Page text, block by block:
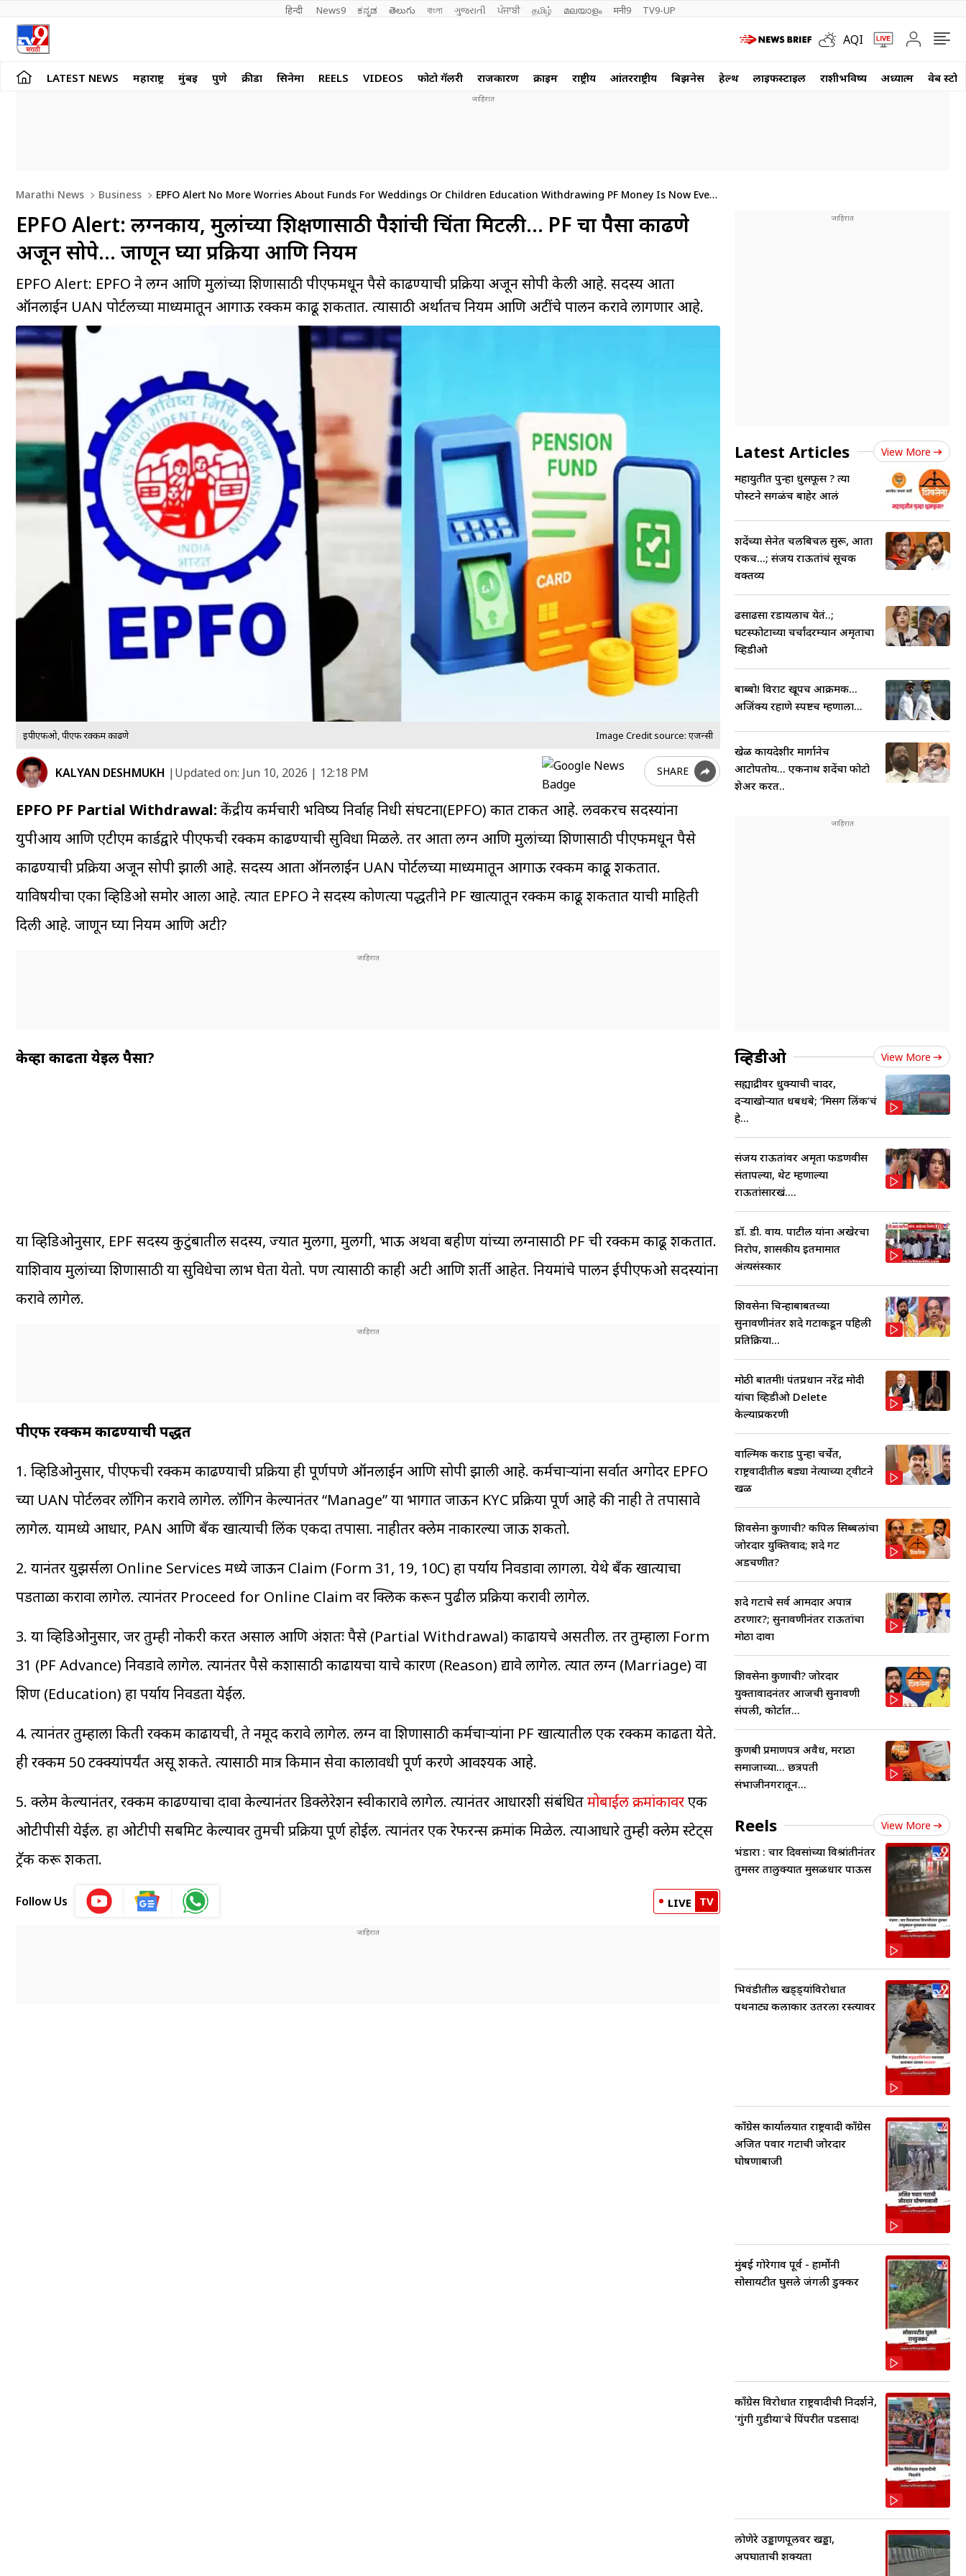
हिन्दी News9 ಕನ್ನಡ తెలుగు বাংলা ગુજરાતી ਪੰਜਾਬੀ தமிழ் മലയാളം मनी9 TV9-UP
AQI
LATEST NEWS महाराष्ट्र मुंबई पुणे क्रीडा सिनेमा REELS VIDEOS फोटो गॅलरी राजकारण क्राईम राष्ट्रीय आंतरराष्ट्रीय बिझनेस हेल्थ लाईफस्टाईल राशीभविष्य अध्यात्म वेब
Marathi News Business
EPFO Alert No More Worries About Funds For Weddings Or Children Education Withdrawing PF Money Is Now Even
Easier Learn About The Process And Rules
EPFO Alert: लग्नकार्य, मुलांच्या शिक्षणासाठी पैशांची चिंता मिटली… PF चा पैसा काढणे
अजून सोपे… जाणून घ्या प्रक्रिया आणि नियम
EPFO Alert: EPFO ने लग्न आणि मुलांच्या शिक्षणासाठी पीएफमधून पैसे काढण्याची प्रक्रिया अजून सोपी केली आहे. सदस्य आता
ऑनलाईन UAN पोर्टलच्या माध्यमातून आगाऊ रक्कम काढू शकतात. त्यासाठी अर्थातच नियम आणि अटींचे पालन करावे लागणार आहे.
ईपीएफओ, पीएफ रक्कम काढणे Image Credit source: एजन्सी
KALYAN DESHMUKH |Updated on: Jun 10, 2026 | 12:18 PM SHARE
EPFO PF Partial Withdrawal: केंद्रीय कर्मचारी भविष्य निर्वाह निधी संघटना(EPFO) कात टाकत आहे. लवकरच सदस्यांना
युपीआय आणि एटीएम कार्डद्वारे पीएफची रक्कम काढण्याची सुविधा मिळले. तर आता लग्न आणि मुलांच्या शिक्षणासाठी पीएफमधून पैसे
काढण्याची प्रक्रिया अजून सोपी झाली आहे. सदस्य आता ऑनलाईन UAN पोर्टलच्या माध्यमातून आगाऊ रक्कम काढू शकतात.
याविषयीचा एका व्हिडिओ समोर आला आहे. त्यात EPFO ने सदस्य कोणत्या पद्धतीने PF खात्यातून रक्कम काढू शकतात याची माहिती
दिली आहे. जाणून घ्या नियम आणि अटी?
केव्हा काढता येईल पैसा?
या व्हिडिओनुसार, EPF सदस्य कुटुंबातील सदस्य, ज्यात मुलगा, मुलगी, भाऊ अथवा बहीण यांच्या लग्नासाठी PF ची रक्कम काढू शकतात.
याशिवाय मुलांच्या शिक्षणासाठी या सुविधेचा लाभ घेता येतो. पण त्यासाठी काही अटी आणि शर्ती आहेत. नियमांचे पालन ईपीएफओ सदस्यांना
करावे लागेल.
पीएफ रक्कम काढण्याची पद्धत
1. व्हिडिओनुसार, पीएफची रक्कम काढण्याची प्रक्रिया ही पूर्णपणे ऑनलाईन आणि सोपी झाली आहे. कर्मचाऱ्यांना सर्वात अगोदर EPFO
च्या UAN पोर्टलवर लॉगिन करावे लागेल. लॉगिन केल्यानंतर “Manage” या भागात जाऊन KYC प्रक्रिया पूर्ण आहे की नाही ते तपासावे
लागेल. यामध्ये आधार, PAN आणि बँक खात्याची लिंक एकदा तपासा. नाहीतर क्लेम नाकारल्या जाऊ शकतो.
2. यानंतर युझर्सला Online Services मध्ये जाऊन Claim (Form 31, 19, 10C) हा पर्याय निवडावा लागला. येथे बँक खात्याचा
पडताळा करावा लागेल. त्यानंतर Proceed for Online Claim वर क्लिक करून पुढील प्रक्रिया करावी लागेल.
3. या व्हिडिओनुसार, जर तुम्ही नोकरी करत असाल आणि अंशतः पैसे (Partial Withdrawal) काढायचे असतील. तर तुम्हाला Form
31 (PF Advance) निवडावे लागेल. त्यानंतर पैसे कशासाठी काढायचा याचे कारण (Reason) द्यावे लागेल. त्यात लग्न (Marriage) वा
शिक्षण (Education) हा पर्याय निवडता येईल.
4. त्यानंतर तुम्हाला किती रक्कम काढायची, ते नमूद करावे लागेल. लग्न वा शिक्षणासाठी कर्मचाऱ्यांना PF खात्यातील एक रक्कम काढता येते.
ही रक्कम 50 टक्क्यांपर्यंत असू शकते. त्यासाठी मात्र किमान सेवा कालावधी पूर्ण करणे आवश्यक आहे.
5. क्लेम केल्यानंतर, रक्कम काढण्याचा दावा केल्यानंतर डिक्लेरेशन स्वीकारावे लागेल. त्यानंतर आधारशी संबंधितमोबाईल क्रमांकावरएक
ओटीपीसी येईल. हा ओटीपी सबमिट केल्यावर तुमची प्रक्रिया पूर्ण होईल. त्यानंतर एक रेफरन्स क्रमांक मिळेल. त्याआधारे तुम्ही क्लेम स्टेट्‍स
ट्रॅक करू शकता.
Follow Us LIVE TV
Latest Articles View More
महायुतीत पुन्हा धुसफूस ? त्या
पोस्टने सगळंच बाहेर आलं
शिंदेंच्या सेनेत चलबिचल सुरू, आता
एकच...; संजय राऊतांचं सूचक
वक्तव्य
ढसाढसा रडायलाच येतं..;
घटस्फोटाच्या चर्चांदरम्यान अमृताचा
व्हिडीओ
बाब्बो! विराट खूपच आक्रमक...
अजिंक्य रहाणे स्पष्टच म्हणाला...
खेळ कायदेशीर मार्गानेच
आटोपतोय... एकनाथ शिंदेंचा फोटो
शेअर करत..
व्हिडीओ View More
सह्याद्रीवर धुक्याची चादर,
दऱ्याखोऱ्यात धबधबे; ‘मिसिंग लिंक’चं
हे...
संजय राऊतांवर अमृता फडणवीस
संतापल्या, थेट म्हणाल्या
राऊतांसारखं....
डॉ. डी. वाय. पाटील यांना अखेरचा
निरोप, शासकीय इतमामात
अंत्यसंस्कार
शिवसेना चिन्हाबाबतच्या
सुनावणीनंतर शिंदे गटाकडून पहिली
प्रतिक्रिया...
मोठी बातमी! पंतप्रधान नरेंद्र मोदी
यांचा व्हिडीओ Delete
केल्याप्रकरणी
वाल्मिक कराड पुन्हा चर्चेत,
राष्ट्रवादीतील बड्या नेत्याच्या ट्वीटने
खळ
शिवसेना कुणाची? कपिल सिब्बलांचा
जोरदार युक्तिवाद; शिंदे गट
अडचणीत?
शिंदे गटाचे सर्व आमदार अपात्र
ठरणार?; सुनावणीनंतर राऊतांचा
मोठा दावा
शिवसेना कुणाची? जोरदार
युक्तावादनंतर आजची सुनावणी
संपली, कोर्टात...
कुणबी प्रमाणपत्र अवैध, मराठा
समाजाच्या... छत्रपती
संभाजीनगरातून...
Reels View More
भंडारा : चार दिवसांच्या विश्रांतीनंतर
तुमसर तालुक्यात मुसळधार पाऊस
भिवंडीतील खड्ड्यांविरोधात
पथनाट्य कलाकार उतरला रस्त्यावर
काँग्रेस कार्यालयात राष्ट्रवादी काँग्रेस
अजित पवार गटाची जोरदार
घोषणाबाजी
मुंबई गोरेगाव पूर्व - हार्मोनी
सोसायटीत घुसले जंगली डुक्कर
काँग्रेस विरोधात राष्ट्रवादीची निदर्शने,
'गुंगी गुडीया'चे पिंपरीत पडसाद!
लोणेरे उड्डाणपूलवर खड्डा,
अपघाताची शक्यता